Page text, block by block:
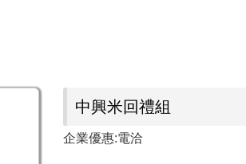
中興米回禮組
企業優惠:電洽